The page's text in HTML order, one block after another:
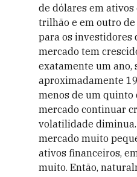
de dólares em
trilhão e em outro
para os investidores
mercado tem
exatamente um ano,
aproximadamente
menos de um quinto
mercado continuar
volatilidade diminua.
mercado muito
ativos financeiros,
muito. Então,